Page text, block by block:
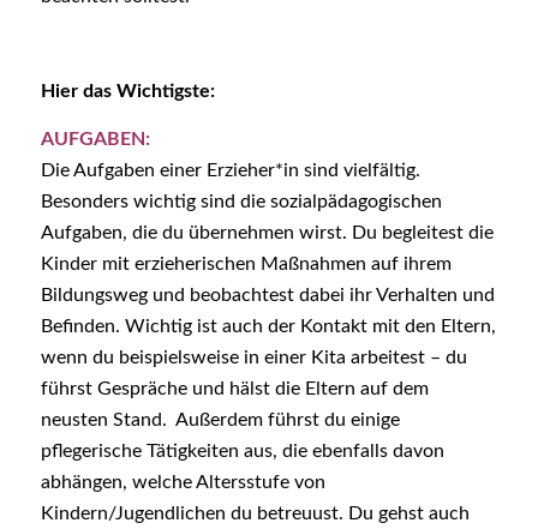
Hier das Wichtigste:
AUFGABEN:
Die Aufgaben einer Erzieher*in sind vielfältig.
Besonders wichtig sind die sozialpädagogischen
Aufgaben, die du übernehmen wirst. Du begleitest die
Kinder mit erzieherischen Maßnahmen auf ihrem
Bildungsweg und beobachtest dabei ihr Verhalten und
Befinden. Wichtig ist auch der Kontakt mit den Eltern,
wenn du beispielsweise in einer Kita arbeitest – du
führst Gespräche und hälst die Eltern auf dem
neusten Stand. Außerdem führst du einige
pflegerische Tätigkeiten aus, die ebenfalls davon
abhängen, welche Altersstufe von
Kindern/Jugendlichen du betreuust. Du gehst auch